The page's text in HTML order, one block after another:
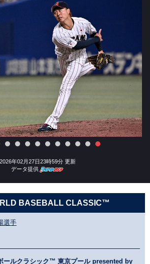
2026年02月27日23時59分 更新
データ提供
BASEBALL CLASSIC™
選手
ールクラシック™ 東京プール presented by